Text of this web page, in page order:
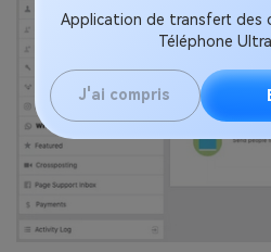
Application de transfert des
Téléphone
J'ai compris